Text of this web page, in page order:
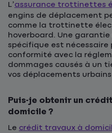
L’assurance trottinettes
engins de déplacement
comme la trottinette
hoverboard. Une
spécifique est nécessaire
conformité avec la
dommages causés à un
vos déplacements
Puis-je obtenir un
domicile ?
Le crédit travaux à